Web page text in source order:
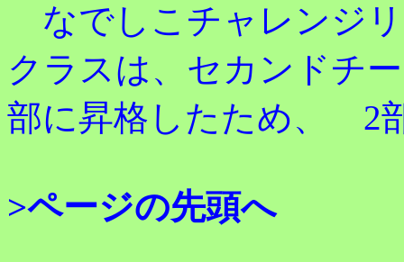
なでしこチャレンジ
クラスは、セカンドチ
部に昇格したため、
2
>ページの先頭へ